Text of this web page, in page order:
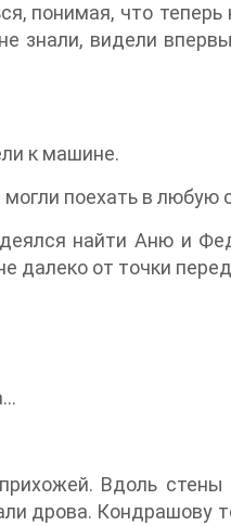
понимая, что теперь
знали, видели
к машине.
поехать в любую
найти Аню и
далеко от точки
Вдоль стены
дрова. Кондрашову